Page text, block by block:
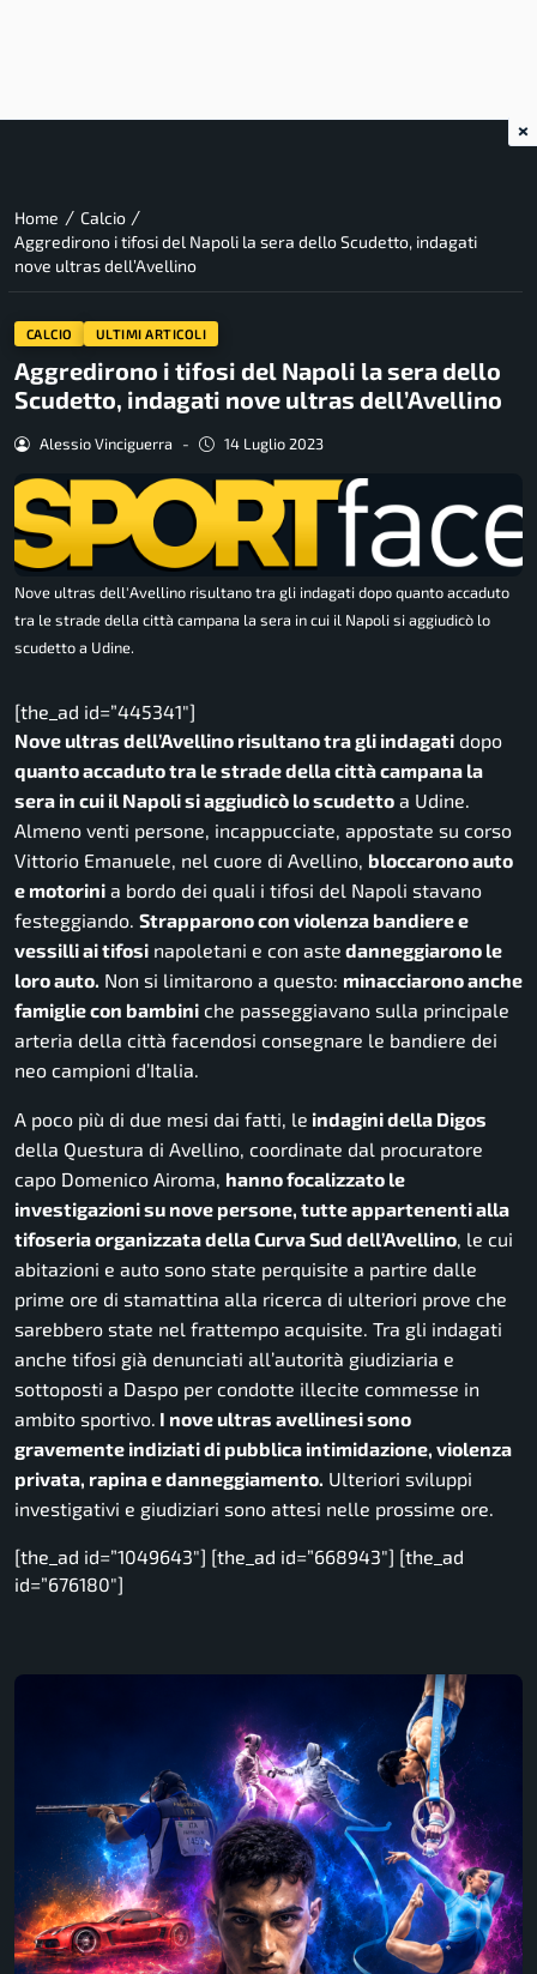
Home / Calcio /
Aggredirono i tifosi del Napoli la sera dello Scudetto, indagati
nove ultras dell’Avellino
CALCIO ULTIMI ARTICOLI
Aggredirono i tifosi del Napoli la sera dello
Scudetto, indagati nove ultras dell’Avellino
Alessio Vinciguerra - 14 Luglio 2023
Nove ultras dell'Avellino risultano tra gli indagati dopo quanto accaduto
tra le strade della città campana la sera in cui il Napoli si aggiudicò lo
scudetto a Udine.
[the_ad id=”445341″]
Nove ultras dell’Avellino risultano tra gli indagati dopo
quanto accaduto tra le strade della città campana la
sera in cui il Napoli si aggiudicò lo scudetto a Udine.
Almeno venti persone, incappucciate, appostate su corso
Vittorio Emanuele, nel cuore di Avellino, bloccarono auto
e motorini a bordo dei quali i tifosi del Napoli stavano
festeggiando. Strapparono con violenza bandiere e
vessilli ai tifosi napoletani e con aste danneggiarono le
loro auto. Non si limitarono a questo: minacciarono anche
famiglie con bambini che passeggiavano sulla principale
arteria della città facendosi consegnare le bandiere dei
neo campioni d’Italia.
A poco più di due mesi dai fatti, le indagini della Digos
della Questura di Avellino, coordinate dal procuratore
capo Domenico Airoma, hanno focalizzato le
investigazioni su nove persone, tutte appartenenti alla
tifoseria organizzata della Curva Sud dell’Avellino , le cui
abitazioni e auto sono state perquisite a partire dalle
prime ore di stamattina alla ricerca di ulteriori prove che
sarebbero state nel frattempo acquisite. Tra gli indagati
anche tifosi già denunciati all’autorità giudiziaria e
sottoposti a Daspo per condotte illecite commesse in
ambito sportivo. I nove ultras avellinesi sono
gravemente indiziati di pubblica intimidazione, violenza
privata, rapina e danneggiamento. Ulteriori sviluppi
investigativi e giudiziari sono attesi nelle prossime ore.
[the_ad id=”1049643″] [the_ad id=”668943″] [the_ad
id=”676180″]
×